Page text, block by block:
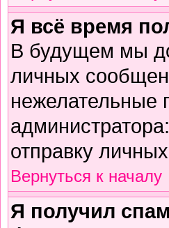
Я всё время
В будущем мы
личных
нежелательные
отправку
Вернуться к началу
Я получил